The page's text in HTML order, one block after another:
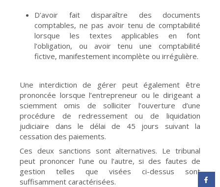
D’avoir fait disparaître des documents
comptables, ne pas avoir tenu de comptabilité
lorsque les textes applicables en font
l’obligation, ou avoir tenu une comptabilité
fictive, manifestement incomplète ou irrégulière.
Une interdiction de gérer peut également être
prononcée lorsque l’entrepreneur ou le dirigeant a
sciemment omis de solliciter l’ouverture d’une
procédure de redressement ou de liquidation
judiciaire dans le délai de 45 jours suivant la
cessation des paiements.
Ces deux sanctions sont alternatives. Le tribunal
peut prononcer l’une ou l’autre, si des fautes de
gestion telles que visées ci-dessus sont
suffisamment caractérisées.